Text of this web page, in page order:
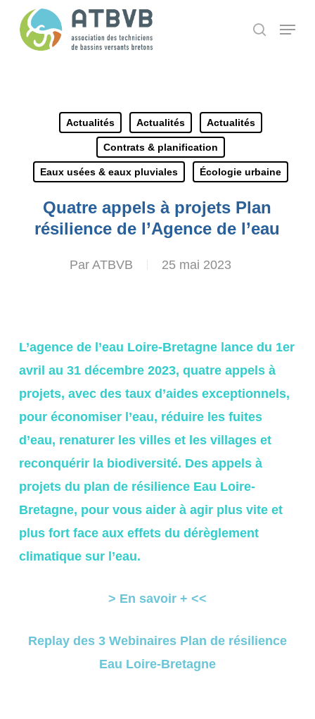
search
Menu
Actualités Actualités Actualités
Contrats & planification
Eaux usées & eaux pluviales Écologie urbaine
Quatre appels à projets Plan
résilience de l’Agence de l’eau
Par ATBVB 25 mai 2023
L’agence de l’eau Loire-Bretagne lance du 1er
avril au 31 décembre 2023, quatre appels à
projets, avec des taux d’aides exceptionnels,
pour économiser l’eau, réduire les fuites
d’eau, renaturer les villes et les villages et
reconquérir la biodiversité. Des appels à
projets du plan de résilience Eau Loire-
Bretagne, pour vous aider à agir plus vite et
plus fort face aux effets du dérèglement
climatique sur l’eau.
> En savoir + <<
Replay des 3 Webinaires Plan de résilience
Eau Loire-Bretagne
Panneau de gestion des cookies